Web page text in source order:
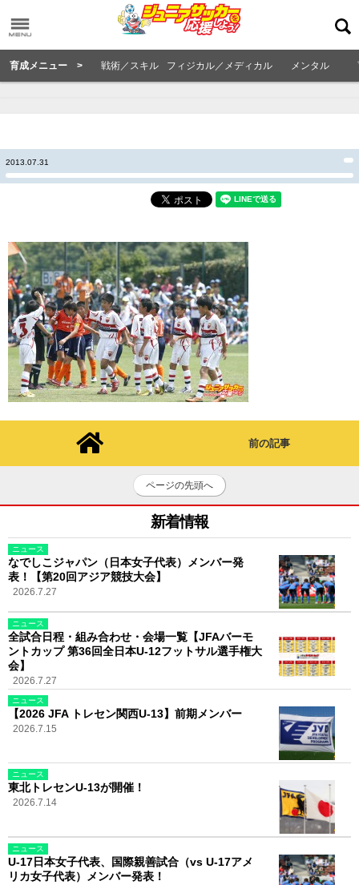
育成メニュー > 戦術／スキル フィジカル／メディカル メンタル
2013.07.31
前の記事
ページの先頭へ
新着情報
ニュース
なでしこジャパン（日本女子代表）メンバー発
表！【第20回アジア競技大会】
2026.7.27
ニュース
全試合日程・組み合わせ・会場一覧【JFAバーモ
ントカップ 第36回全日本U-12フットサル選手権大
会】
2026.7.27
ニュース
【2026 JFA トレセン関西U-13】前期メンバー
2026.7.15
ニュース
東北トレセンU-13が開催！
2026.7.14
ニュース
U-17日本女子代表、国際親善試合（vs U-17アメ
リカ女子代表）メンバー発表！